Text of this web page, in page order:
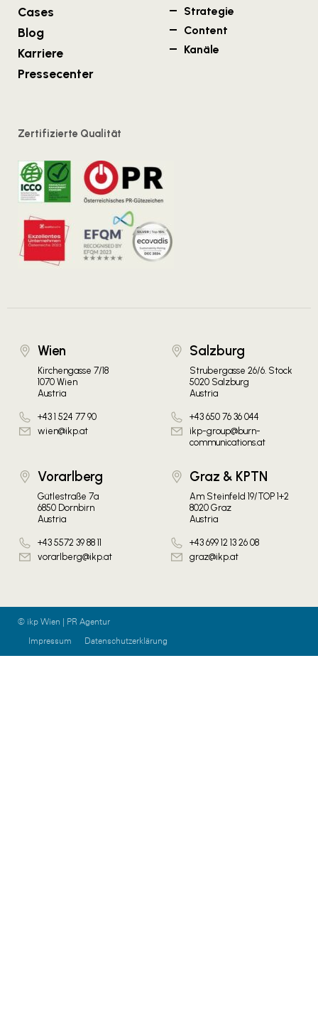
Cases
Blog
Karriere
Pressecenter
Strategie
Content
Kanäle
Zertifizierte Qualität
Wien
Kirchengasse 7/18
1070 Wien
Austria
+43 1 524 77 90
wien@ikp.at
Salzburg
Strubergasse 26/6. Stock
5020 Salzburg
Austria
+43 650 76 36 044
ikp-group@burn-
communications.at
Vorarlberg
Gütlestraße 7a
6850 Dornbirn
Austria
+43 5572 39 88 11
vorarlberg@ikp.at
Graz & KPTN
Am Steinfeld 19/TOP 1+2
8020 Graz
Austria
+43 699 12 13 26 08
graz@ikp.at
© ikp Wien | PR Agentur
Impressum
Datenschutzerklärung